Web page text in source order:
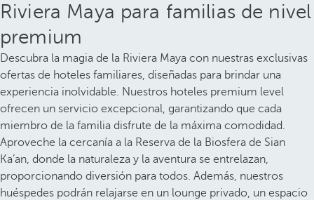
Riviera Maya para familias de nivel
premium
Descubra la magia de la Riviera Maya con nuestras exclusivas
ofertas de hoteles familiares, diseñadas para brindar una
experiencia inolvidable. Nuestros hoteles premium level
ofrecen un servicio excepcional, garantizando que cada
miembro de la familia disfrute de la máxima comodidad.
Aproveche la cercanía a la Reserva de la Biosfera de Sian
Ka’an, donde la naturaleza y la aventura se entrelazan,
proporcionando diversión para todos. Además, nuestros
huéspedes podrán relajarse en un lounge privado, un espacio